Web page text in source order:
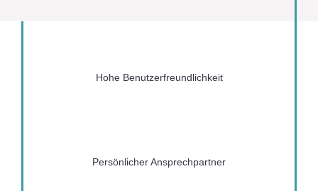
Hohe Benutzerfreundlichkeit
Persönlicher Ansprechpartner